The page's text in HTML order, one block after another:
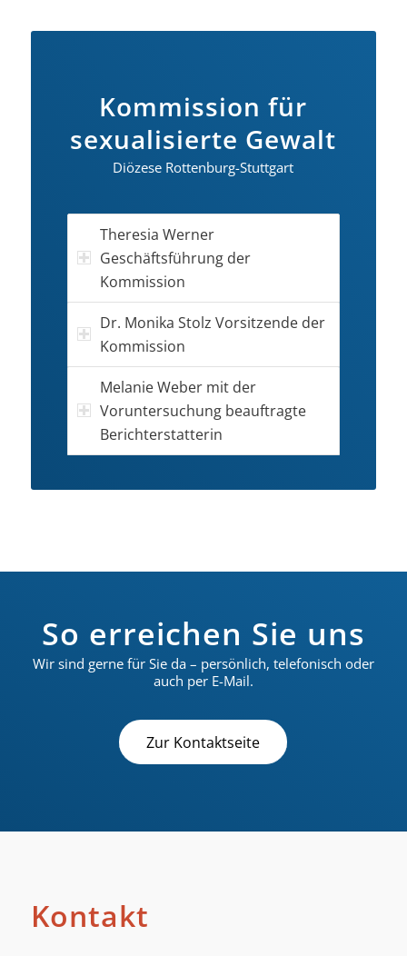
Kommission für
sexualisierte Gewalt
Diözese Rottenburg-Stuttgart
Theresia Werner
Geschäftsführung der
Kommission
Dr. Monika Stolz Vorsitzende der
Kommission
Melanie Weber mit der
Voruntersuchung beauftragte
Berichterstatterin
So erreichen Sie uns
Wir sind gerne für Sie da – persönlich, telefonisch oder
auch per E-Mail.
Zur Kontaktseite
Kontakt